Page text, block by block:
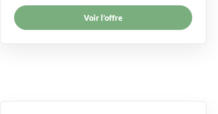
Voir l’offre